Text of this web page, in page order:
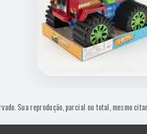
Sua reprodução, parcial ou total, mesmo